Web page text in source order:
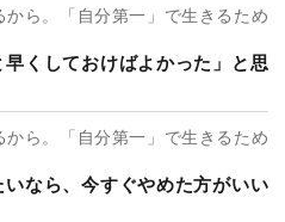
ら。「自分第一」で生きるため
くしておけばよかった」と思
ら。「自分第一」で生きるため
いなら、今すぐやめた方がいい